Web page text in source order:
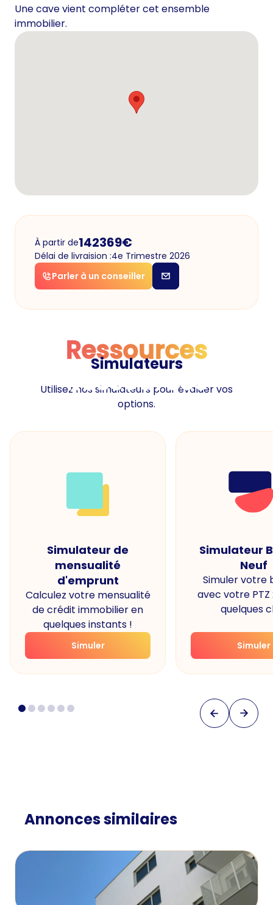
Une cave vient compléter cet ensemble
immobilier.
À partir de142369€
Délai de livraision :4e Trimestre 2026
Parler à un conseiller
Ressources
Ressources
Simulateurs
Utilisez nos simulateurs pour évaluer vos
options.
Simulateur de
mensualité
d'emprunt
Calculez votre mensualité
de crédit immobilier en
quelques instants !
Simuler
Simulateur
Neuf
Simuler votre
avec votre PTZ
quelques
Simuler
Annonces similaires